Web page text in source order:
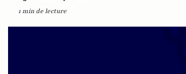
1 min de lecture